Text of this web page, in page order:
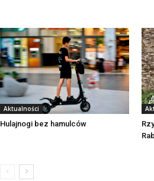
Aktualności
Hulajnogi bez hamulców